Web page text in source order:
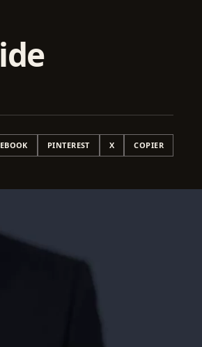
PINTEREST X COPIER